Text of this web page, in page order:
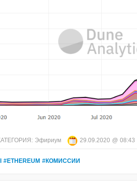
Эфириум 29.09.2020 @ 08:43
#ETHEREUM #КОМИССИИ